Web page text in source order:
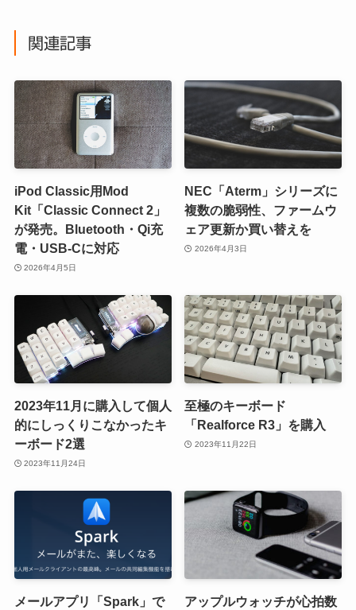
関連記事
iPod Classic用Mod
Kit「Classic Connect 2」
が発売。Bluetooth・Qi充
電・USB-Cに対応
2026年4月5日
NEC「Aterm」シリーズに
複数の脆弱性、ファームウ
ェア更新か買い替えを
2026年4月3日
2023年11月に購入して個人
的にしっくりこなかったキ
ーボード2選
2023年11月24日
至極のキーボード
「Realforce R3」を購入
2023年11月22日
メールアプリ「Spark」で
アップルウォッチが心拍数